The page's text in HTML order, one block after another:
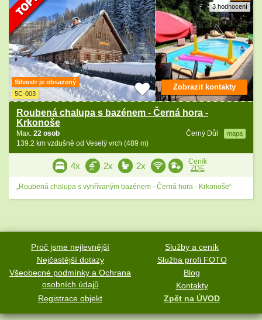
3 hodnocení
Silvestr je obsazený
5C-003
Roubená chalupa s bazénem - Černá hora -
Krkonoše
Černý Důl mapa
Max. 22 osob
139.2 km vzdušně od Veselý vrch (489 m)
Zobrazit kontakty
4x 2x 2x
Ceník
ZDE
„Roubená chalupa s vyhřívaným bazénem - Černá hora - Krkonoše“
Proč jsme nejlevnější
Služby a ceník
Nejčastější dotazy
Služba profi FOTO
Všeobecné podmínky a Ochrana
osobních údajů
Blog
Kontakty
Registrace objekt
Zpět na ÚVOD